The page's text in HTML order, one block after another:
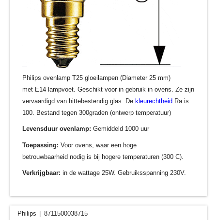
Philips ovenlamp T25 gloeilampen (Diameter 25 mm)
met E14 lampvoet. Geschikt voor in gebruik in ovens. Ze zijn
vervaardigd van hittebestendig glas. De kleurechtheid Ra is
100. Bestand tegen 300graden (ontwerp temperatuur)
Levensduur ovenlamp: Gemiddeld 1000 uur
Toepassing: Voor ovens, waar een hoge
betrouwbaarheid nodig is bij hogere temperaturen (300 C).
Verkrijgbaar: in de wattage 25W. Gebruiksspanning 230V.
Philips 8711500038715